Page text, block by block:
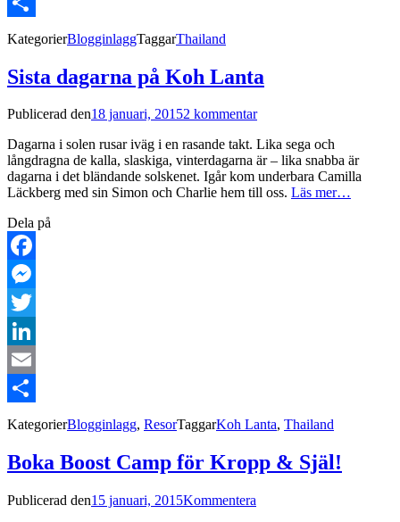
Dela
KategorierBlogginlaggTaggarThailand
Sista dagarna på Koh Lanta
Publicerad den18 januari, 20152 kommentar
Dagarna i solen rusar iväg i en rasande takt. Lika sega och
långdragna de kalla, slaskiga, vinterdagarna är – lika snabba är
dagarna i det bländande solskenet. Igår kom underbara Camilla
Läckberg med sin Simon och Charlie hem till oss. Läs mer…
Dela på
Facebook
Messenger
Twitter
LinkedIn
Email
Dela
KategorierBlogginlagg, ResorTaggarKoh Lanta, Thailand
Boka Boost Camp för Kropp & Själ!
Publicerad den15 januari, 2015Kommentera